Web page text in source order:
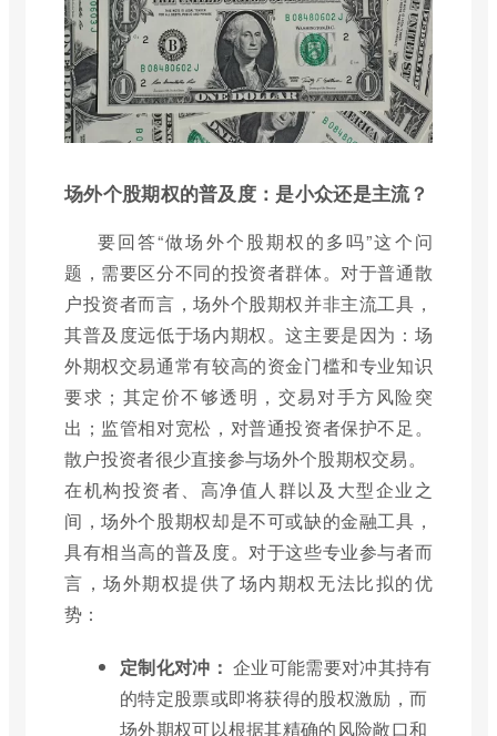
场外个股期权的普及度：是小众还是主流？
要回答“做场外个股期权的多吗”这个问
题，需要区分不同的投资者群体。对于普通散
户投资者而言，场外个股期权并非主流工具，
其普及度远低于场内期权。这主要是因为：场
外期权交易通常有较高的资金门槛和专业知识
要求；其定价不够透明，交易对手方风险突
出；监管相对宽松，对普通投资者保护不足。
散户投资者很少直接参与场外个股期权交易。
在机构投资者、高净值人群以及大型企业之
间，场外个股期权却是不可或缺的金融工具，
具有相当高的普及度。对于这些专业参与者而
言，场外期权提供了场内期权无法比拟的优
势：
定制化对冲： 企业可能需要对冲其持有
的特定股票或即将获得的股权激励，而
场外期权可以根据其精确的风险敞口和